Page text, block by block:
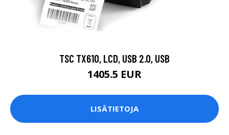
TSC TX610, LCD, USB 2.0, USB
1405.5 EUR
LISÄTIETOJA